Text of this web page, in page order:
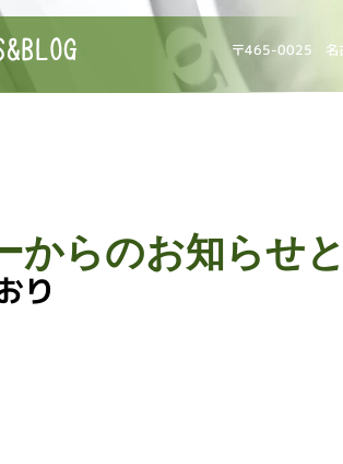
〒465-0025 名
り
からのお知らせ